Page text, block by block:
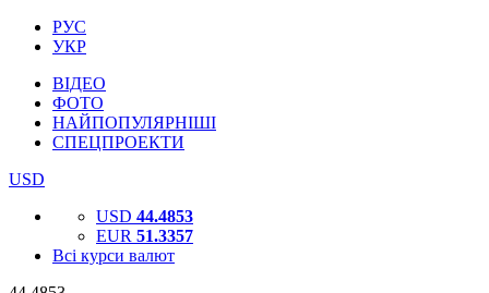
РУС
УКР
ВІДЕО
ФОТО
НАЙПОПУЛЯРНІШІ
СПЕЦПРОЕКТИ
USD
USD 44.4853
EUR 51.3357
Всі курси валют